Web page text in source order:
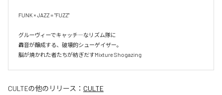
FUNK × JAZZ = "FUZZ"
グルーヴィーでキャッチ―なリズム隊に
轟音が醸成する、破壊的シューゲイザー。
脳が焼かれた者たちが紡ぎだすMixture Shogazing
CULTEの他のリリース： CULTE